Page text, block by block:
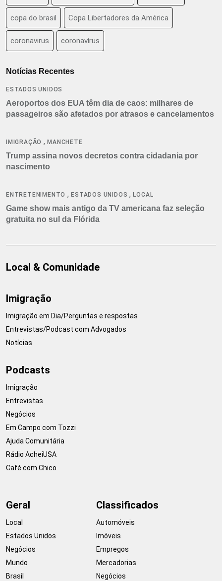
copa do brasil Copa Libertadores da América
coronavirus coronavírus
Notícias Recentes
ESTADOS UNIDOS
Aeroportos dos EUA têm dia de caos: milhares de
passageiros são afetados por atrasos e cancelamentos
IMIGRAÇÃO ,MANCHETE
Trump assina novos decretos contra cidadania por
nascimento
ENTRETENIMENTO ,ESTADOS UNIDOS ,LOCAL
Game show mais antigo da TV americana faz seleção
gratuita no sul da Flórida
Local & Comunidade
Imigração
Imigração em Dia/Perguntas e respostas
Entrevistas/Podcast com Advogados
Notícias
Podcasts
Imigração
Entrevistas
Negócios
Em Campo com Tozzi
Ajuda Comunitária
Rádio AcheiUSA
Café com Chico
Geral
Local
Estados Unidos
Negócios
Mundo
Brasil
Classificados
Automóveis
Imóveis
Empregos
Mercadorias
Negócios